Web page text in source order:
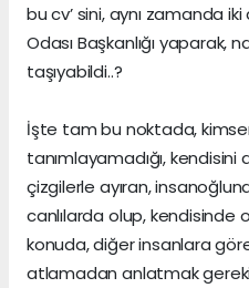
bu cv’ sini, aynı zamanda
Odası Başkanlığı yaparak,
taşıyabildi..?
İşte tam bu noktada,
tanımlayamadığı,
çizgilerle ayıran,
canlılarda olup, kendisinde
konuda, diğer insanlara
atlamadan anlatmak